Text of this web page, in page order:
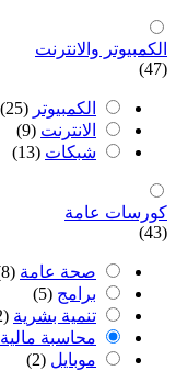
الكمبيوتر واﻻنترنت
(47)
الكمبيوتر (25)
اﻻنترنت (9)
شبكات (13)
كورسات عامة
(43)
صحة عامة (8)
برامج (5)
تنمية بشرية (12)
محاسبة مالية
موبايل (2)